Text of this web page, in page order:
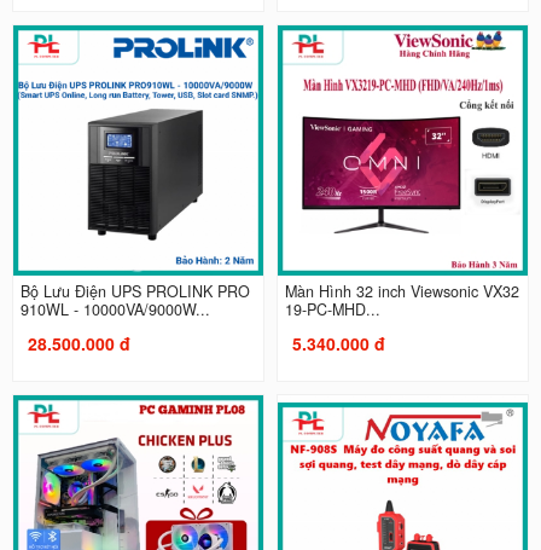
Bộ Lưu Điện UPS PROLINK PRO
910WL - 10000VA/9000W...
28.500.000 đ
Màn Hình 32 inch Viewsonic VX32
19-PC-MHD...
5.340.000 đ